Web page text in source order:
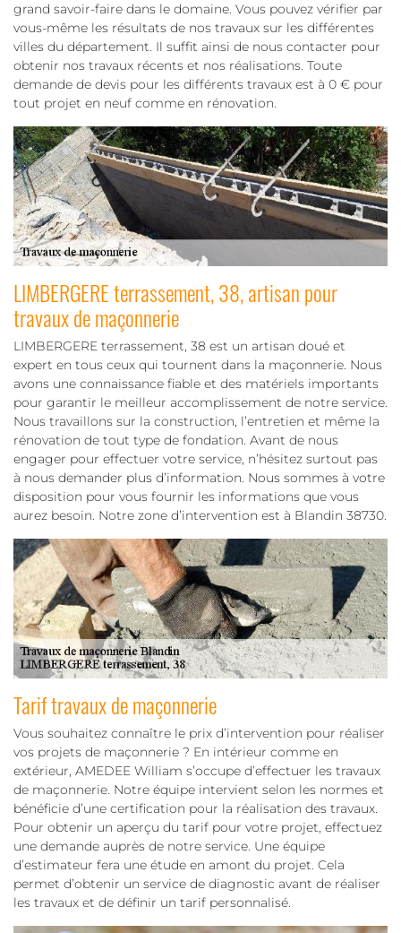
grand savoir-faire dans le domaine. Vous pouvez vérifier par
vous-même les résultats de nos travaux sur les différentes
villes du département. Il suffit ainsi de nous contacter pour
obtenir nos travaux récents et nos réalisations. Toute
demande de devis pour les différents travaux est à 0 € pour
tout projet en neuf comme en rénovation.
LIMBERGERE terrassement, 38, artisan pour
travaux de maçonnerie
LIMBERGERE terrassement, 38 est un artisan doué et
expert en tous ceux qui tournent dans la maçonnerie. Nous
avons une connaissance fiable et des matériels importants
pour garantir le meilleur accomplissement de notre service.
Nous travaillons sur la construction, l’entretien et même la
rénovation de tout type de fondation. Avant de nous
engager pour effectuer votre service, n’hésitez surtout pas
à nous demander plus d’information. Nous sommes à votre
disposition pour vous fournir les informations que vous
aurez besoin. Notre zone d’intervention est à Blandin 38730.
Tarif travaux de maçonnerie
Vous souhaitez connaître le prix d’intervention pour réaliser
vos projets de maçonnerie ? En intérieur comme en
extérieur, AMEDEE William s’occupe d’effectuer les travaux
de maçonnerie. Notre équipe intervient selon les normes et
bénéficie d’une certification pour la réalisation des travaux.
Pour obtenir un aperçu du tarif pour votre projet, effectuez
une demande auprès de notre service. Une équipe
d’estimateur fera une étude en amont du projet. Cela
permet d’obtenir un service de diagnostic avant de réaliser
les travaux et de définir un tarif personnalisé.